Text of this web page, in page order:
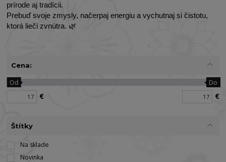
prírode aj tradícii.
Prebuď svoje zmysly, načerpaj energiu a vychutnaj si čistotu,
ktorá lieči zvnútra. 🌿
Cena:
€
Od Do
€
Štítky
Na sklade
Novinka